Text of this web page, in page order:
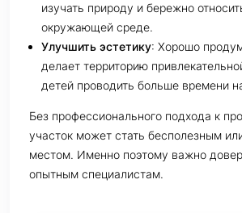
изучать природу и бережно
окружающей среде.
Улучшить эстетику: Хорошо
делает территорию
детей проводить больше времени
Без профессионального подхода к
участок может стать бесполезным
местом. Именно поэтому важно
опытным специалистам.